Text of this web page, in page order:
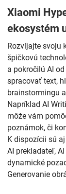
Xiaomi
ekosystém
Rozvíjajte svoju
špičkovú
a pokročilú AI
spracovať text,
brainstormingu
Napríklad AI
môže vám
poznámok, či
K dispozícii sú
AI prekladateľ,
dynamické
Generovanie